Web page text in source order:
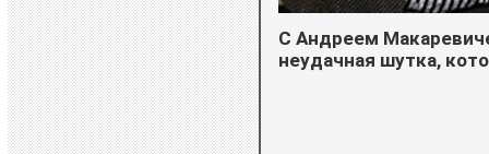
С Андреем
неудачная шутка,